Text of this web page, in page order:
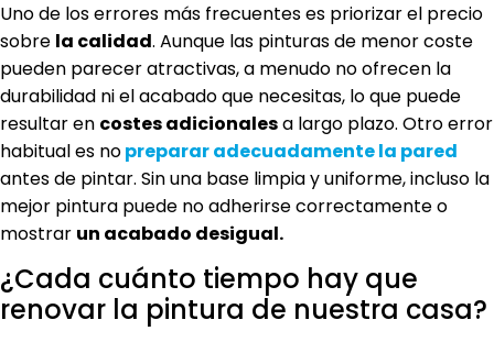
Uno de los errores más frecuentes es priorizar el precio
sobre la calidad. Aunque las pinturas de menor coste
pueden parecer atractivas, a menudo no ofrecen la
durabilidad ni el acabado que necesitas, lo que puede
resultar en costes adicionalesa largo plazo. Otro error
habitual es nopreparar adecuadamente la pared
antes de pintar. Sin una base limpia y uniforme, incluso la
mejor pintura puede no adherirse correctamente o
mostrar un acabado desigual.
¿Cada cuánto tiempo hay que
renovar la pintura de nuestra casa?